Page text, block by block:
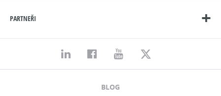
PARTNEŘI
BLOG